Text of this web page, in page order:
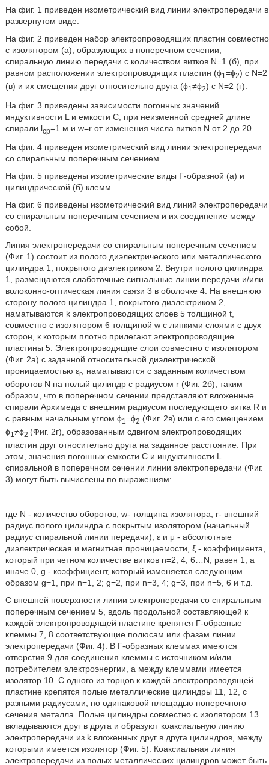
На фиг. 1 приведен изометрический вид линии электропередачи в
развернутом виде.
На фиг. 2 приведен набор электропроводящих пластин совместно
с изолятором (а), образующих в поперечном сечении,
спиральную линию передачи с количеством витков N=1 (б), при
равном расположении электропроводящих пластин (ϕ1 =ϕ2) с N=2
(в) и их смещении друг относительно друга (ϕ1 ≠ϕ2) с N=2 (г).
На фиг. 3 приведены зависимости погонных значений
индуктивности L и емкости С, при неизменной средней длине
спирали lср=1 м и w=r от изменения числа витков N от 2 до 20.
На фиг. 4 приведен изометрический вид линии электропередачи
со спиральным поперечным сечением.
На фиг. 5 приведены изометрические виды Г-образной (а) и
цилиндрической (б) клемм.
На фиг. 6 приведены изометрический вид линий электропередачи
со спиральным поперечным сечением и их соединение между
собой.
Линия электропередачи со спиральным поперечным сечением
(Фиг. 1) состоит из полого диэлектрического или металлического
цилиндра 1, покрытого диэлектриком 2. Внутри полого цилиндра
1, размещаются слаботочные сигнальные линии передачи и/или
волоконно-оптическая линия связи 3 в оболочке 4. На внешнюю
сторону полого цилиндра 1, покрытого диэлектриком 2,
наматываются k электропроводящих слоев 5 толщиной t,
совместно с изолятором 6 толщиной w с липкими слоями с двух
сторон, к которым плотно прилегают электропроводящие
пластины 5. Электропроводящие слои совместно с изолятором
(Фиг. 2а) с заданной относительной диэлектрической
проницаемостью εr, наматываются с заданным количеством
оборотов N на полый цилиндр с радиусом r (Фиг. 2б), таким
образом, что в поперечном сечении представляют вложенные
спирали Архимеда с внешним радиуcом последующего витка R и
с равным начальным углом ϕ1 =ϕ2 (Фиг. 2в) или с его смещением
ϕ1 ≠ϕ2 (Фиг. 2г), образованным сдвигом электропроводящих
пластин друг относительно друга на заданное расстояние. При
этом, значения погонных емкости C и индуктивности L
спиральной в поперечном сечении линии электропередачи (Фиг.
3) могут быть вычислены по выражениям:
где N - количество оборотов, w- толщина изолятора, r- внешний
радиус полого цилиндра с покрытым изолятором (начальный
радиус спиральной линии передачи), ε и μ - абсолютные
диэлектрическая и магнитная проницаемости, ξ - коэффициента,
который при четном количестве витков n=2, 4, 6…N, равен 1, а
иначе 0, g - коэффициент, который изменяется следующим
образом g=1, при n=1, 2; g=2, при n=3, 4; g=3, при n=5, 6 и т.д.
С внешней поверхности линии электропередачи со спиральным
поперечным сечением 5, вдоль продольной составляющей к
каждой электропроводящей пластине крепятся Г-образные
клеммы 7, 8 соответствующие полюсам или фазам линии
электропередачи (Фиг. 4). В Г-образных клеммах имеются
отверстия 9 для соединения клеммы с источником и/или
потребителем электроэнергии, а между клеммами имеется
изолятор 10. С одного из торцов к каждой электропроводящей
пластине крепятся полые металлические цилиндры 11, 12, с
разными радиусами, но одинаковой площадью поперечного
сечения металла. Полые цилиндры совместно с изолятором 13
вкладываются друг в друга и образуют коаксиальную линию
электропередачи из k вложенных друг в друга цилиндров, между
которыми имеется изолятор (Фиг. 5). Коаксиальная линия
электропередачи из полых металлических цилиндров может быть